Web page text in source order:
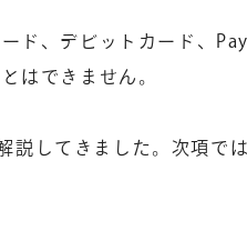
ド、デビットカード、
はできません。
説してきました。次項で